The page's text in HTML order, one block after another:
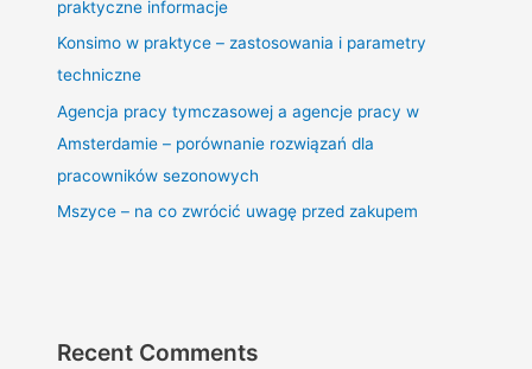
praktyczne informacje
Konsimo w praktyce – zastosowania i parametry
techniczne
Agencja pracy tymczasowej a agencje pracy w
Amsterdamie – porównanie rozwiązań dla
pracowników sezonowych
Mszyce – na co zwrócić uwagę przed zakupem
Recent Comments